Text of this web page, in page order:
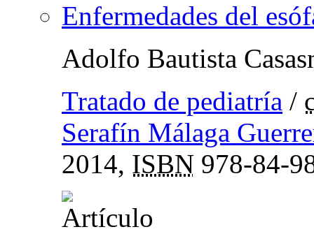
Enfermedades del
Adolfo Bautista
Tratado de pediatría /
Serafín Málaga
2014, ISBN 978-84-